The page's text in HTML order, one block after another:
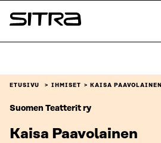
Siirry
suoraan
Sitra
ETUSIVU IHMISET KAISA PAAVOLAINEN
Suomen Teatterit ry
Kaisa Paavolainen